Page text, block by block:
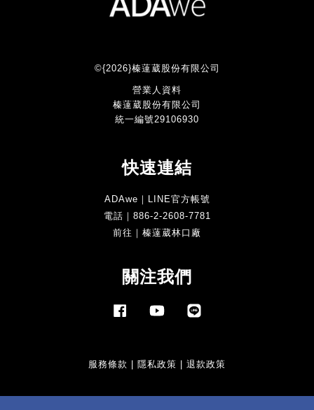
©{2026}榛薘葳股份有限公司
營業人資料
榛薘葳股份有限公司
統一編號29106930
快速連結
ADAwe｜LINE官方帳號
電話｜886-2-2608-7781
前往｜榛薘葳林口廠
關注我們
Facebook YouTube
服務條款 | 隱私政策 | 退款政策